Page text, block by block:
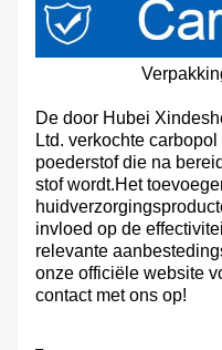
De door Hubei
Ltd. verkochte
poederstof die na
stof wordt.Het
invloed op de
relevante
onze officiële website
contact met ons op!